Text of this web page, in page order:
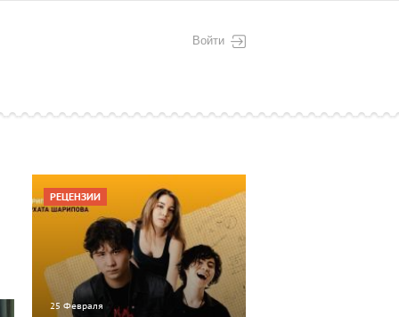
Войти
РЕЦЕНЗИИ
25 Февраля